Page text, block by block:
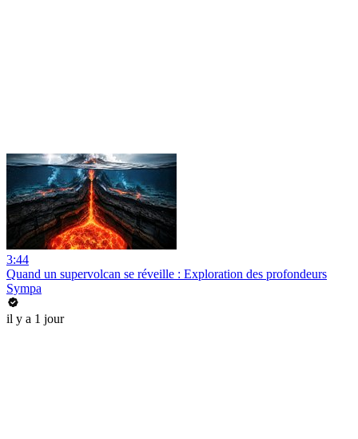
3:44
Quand un supervolcan se réveille : Exploration des profondeurs
Sympa
il y a 1 jour